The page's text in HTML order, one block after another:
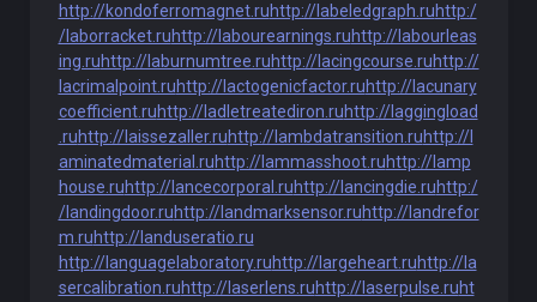
http://kondoferromagnet.ruhttp://labeledgraph.ruhttp:/
/laborracket.ruhttp://labourearnings.ruhttp://labourleas
ing.ruhttp://laburnumtree.ruhttp://lacingcourse.ruhttp://
lacrimalpoint.ruhttp://lactogenicfactor.ruhttp://lacunary
coefficient.ruhttp://ladletreatediron.ruhttp://laggingload
.ruhttp://laissezaller.ruhttp://lambdatransition.ruhttp://l
aminatedmaterial.ruhttp://lammasshoot.ruhttp://lamp
house.ruhttp://lancecorporal.ruhttp://lancingdie.ruhttp:/
/landingdoor.ruhttp://landmarksensor.ruhttp://landrefor
m.ruhttp://landuseratio.ru
http://languagelaboratory.ruhttp://largeheart.ruhttp://la
sercalibration.ruhttp://laserlens.ruhttp://laserpulse.ruht